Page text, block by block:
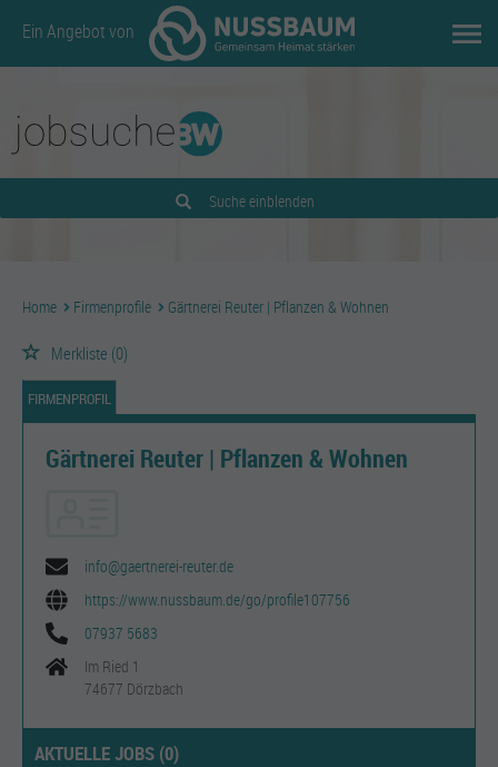
Ein Angebot von
Suche einblenden
Home Firmenprofile Gärtnerei Reuter | Pflanzen & Wohnen
Merkliste (0)
FIRMENPROFIL
Gärtnerei Reuter | Pflanzen & Wohnen
info@gaertnerei-reuter.de
https://www.nussbaum.de/go/profile107756
07937 5683
Im Ried 1
74677 Dörzbach
AKTUELLE JOBS (0)